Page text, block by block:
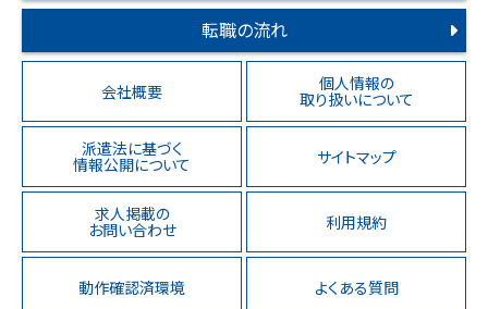
転職の流れ
会社概要 個人情報の
取り扱いについて
派遣法に基づく
情報公開について サイトマップ
求人掲載の
お問い合わせ 利用規約
動作確認済環境 よくある質問